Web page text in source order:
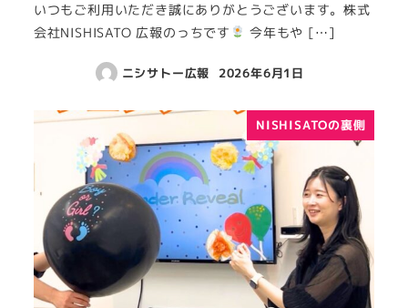
いつもご利用いただき誠にありがとうございます。株式
会社NISHISATO 広報のっちです
今年もや […]
ニシサトー広報 2026年6月1日
NISHISATOの裏側